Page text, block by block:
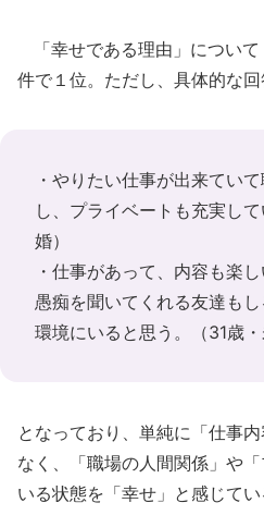
「幸せである理由」につい
件で１位。ただし、具体的な回
・やりたい仕事が出来てい
し、プライベートも充実し
婚）
・仕事があって、内容も楽
愚痴を聞いてくれる友達も
環境にいると思う。（31歳・
となっており、単純に「仕事
なく、「職場の人間関係」や
いる状態を「幸せ」と感じてい